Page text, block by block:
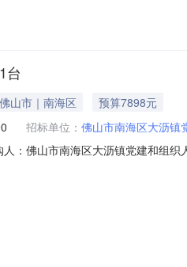
台
山市｜南海区
预算7898元
招标单位： 佛山市南海区大沥镇
：佛山市南海区大沥镇党建和组